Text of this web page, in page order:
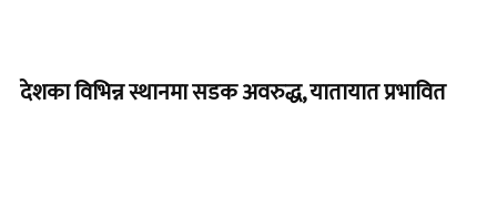
देशका विभिन्न स्थानमा सडक अवरुद्ध, यातायात प्रभावित